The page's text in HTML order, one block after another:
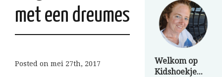
met een dreumes
Posted on mei 27th, 2017
Welkom op
Kidshoekje...